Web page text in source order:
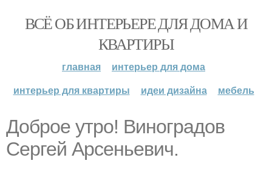
ВСЁ ОБ ИНТЕРЬЕРЕ ДЛЯ ДОМА И
КВАРТИРЫ
главная
интерьер для дома
интерьер для квартиры
идеи дизайна мебель
Доброе утро! Виноградов
Сергей Арсеньевич.